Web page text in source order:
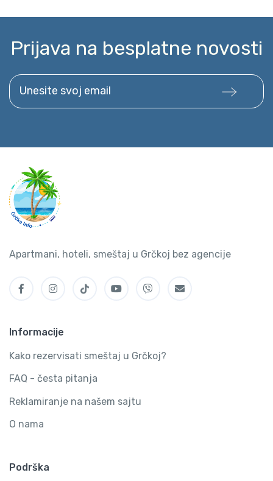
Prijava na besplatne novosti
Unesite svoj email
Apartmani, hoteli, smeštaj u Grčkoj bez agencije
Informacije
Kako rezervisati smeštaj u Grčkoj?
FAQ - česta pitanja
Reklamiranje na našem sajtu
O nama
Podrška